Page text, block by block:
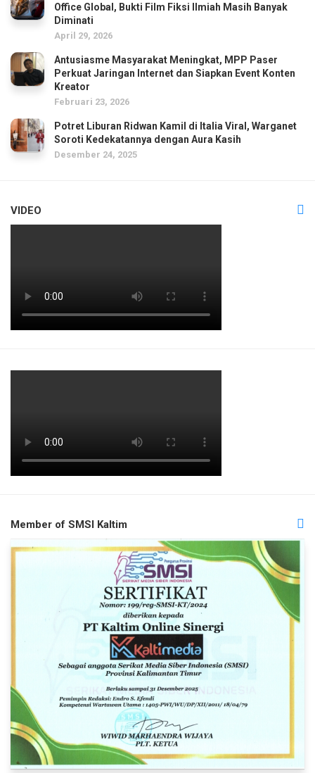
Office Global, Bukti Film Fiksi Ilmiah Masih Banyak
Diminati
April 29, 2026
Antusiasme Masyarakat Meningkat, MPP Paser
Perkuat Jaringan Internet dan Siapkan Event Konten
Kreator
Februari 23, 2026
Potret Liburan Ridwan Kamil di Italia Viral, Warganet
Soroti Kedekatannya dengan Aura Kasih
Desember 24, 2025
VIDEO
Member of SMSI Kaltim